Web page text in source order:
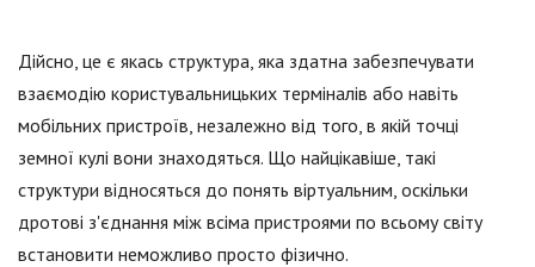
Дійсно, це є якась структура, яка здатна забезпечувати
взаємодію користувальницьких терміналів або навіть
мобільних пристроїв, незалежно від того, в якій точці
земної кулі вони знаходяться. Що найцікавіше, такі
структури відносяться до понять віртуальним, оскільки
дротові з'єднання між всіма пристроями по всьому світу
встановити неможливо просто фізично.